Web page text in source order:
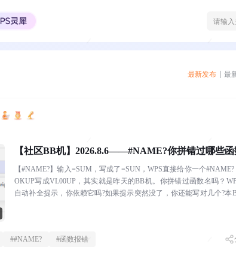
最新发布 最
【社区BB机】2026.8.6——#NAME?你拼错过哪些函
【#NAME?】输入=SUM，写成了=SUN，WPS直接给你一个
OKUP写成VL00UP，其实就是昨天的BB机。你拼错过函数名吗？
自动补全提示，你依赖它吗?如果提示突然没了，你还能写对几个?本
##NAME? #函数报错